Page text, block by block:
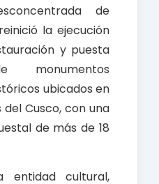
k
p
de
la ejecución
y puesta
ubicados en
Cusco, con una
de más de 18
cultural,